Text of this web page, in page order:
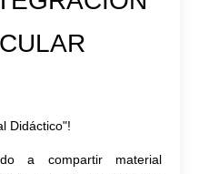
Didáctico"!
a compartir material